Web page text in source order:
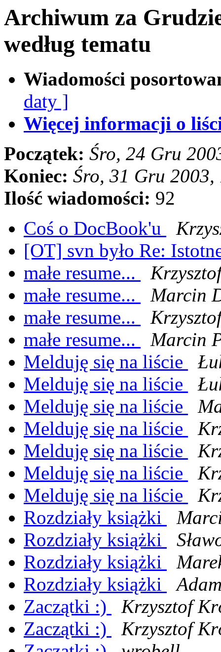
Archiwum za
według tematu
Wiadomości
daty ]
Więcej informacji o
Początek: Śro, 24 Gru
Koniec: Śro, 31 Gru
Ilość wiadomości: 92
Coś o DocBook'u
[OT] svn było Re:
małe resume...
małe resume...
Marcin
małe resume...
małe resume...
Marcin
Melduję się na liście
Melduję się na liście
Melduję się na liście
Melduję się na liście
Melduję się na liście
Melduję się na liście
Melduję się na liście
Rozdziały książki
Rozdziały książki
Rozdziały książki
Rozdziały książki
Zaczątki :)
Krzysztof
Zaczątki :)
Krzysztof